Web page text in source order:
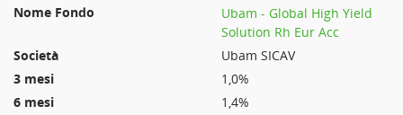
Ubam - Global High Yield
Solution Rh Eur Acc
Ubam SICAV
1,0%
1,4%